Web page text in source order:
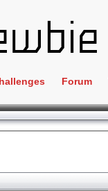
Crackme
ClientSide
Forensics
Forum